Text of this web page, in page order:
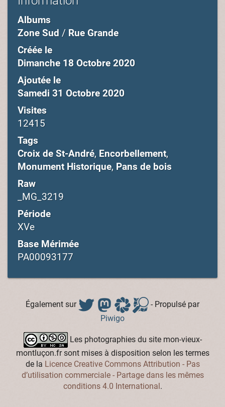
Albums
Zone Sud / Rue Grande
Créée le
Dimanche 18 Octobre 2020
Ajoutée le
Samedi 31 Octobre 2020
Visites
12415
Tags
Croix de St-André, Encorbellement,
Monument Historique, Pans de bois
Raw
_MG_3219
Période
XVe
Base Mérimée
PA00093177
Également sur
- Propulsé par
Piwigo
Les photographies du site mon-vieux-
montluçon.fr sont mises à disposition selon les termes
de la Licence Creative Commons Attribution - Pas
d’utilisation commerciale - Partage dans les mêmes
conditions 4.0 International.